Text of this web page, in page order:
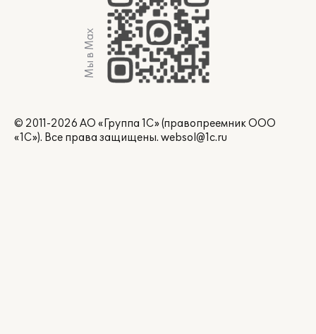
Мы в Max
© 2011-2026 АО «Группа 1С» (правопреемник ООО
«1С»). Все права защищены. websol@1c.ru